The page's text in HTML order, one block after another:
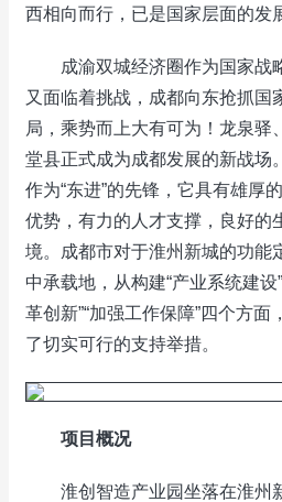
西相向而行，已是国家层面的发
成渝双城经济圈作为国家战
又面临着挑战，成都向东抢抓国
局，乘势而上大有可为！龙泉驿
堂县正式成为成都发展的新战场
作为“东进”的先锋，它具有雄厚
优势，有力的人才支撑，良好的
境。成都市对于淮州新城的功能
中承载地，从构建“产业系统建设
革创新”“加强工作保障”四个方
了切实可行的支持举措。
项目概况
淮创智造产业园坐落在淮州